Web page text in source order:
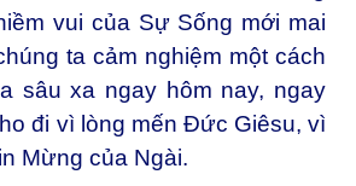
vui của Sự Sống mới mai
ta cảm nghiệm một cách
sâu xa ngay hôm nay, ngay
đi vì lòng mến Đức Giêsu, vì
Mừng của Ngài.